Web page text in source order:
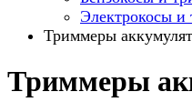
Электрокосы и
Триммеры
Триммеры